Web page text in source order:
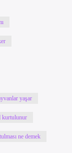
yaşar
kurtulunur
ne demek